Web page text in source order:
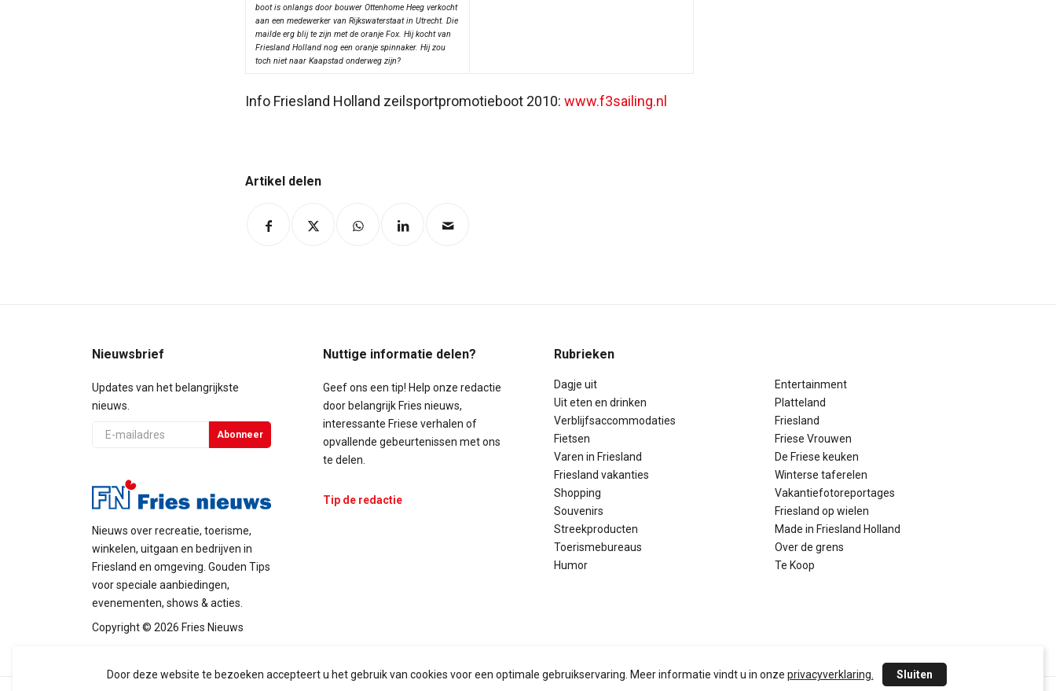
boot is onlangs door bouwer Ottenhome Heeg verkocht
aan een medewerker van Rijkswaterstaat in Utrecht. Die
mailde erg blij te zijn met de oranje Fox. Hij kocht van
Friesland Holland nog een oranje spinnaker. Hij zou
toch niet naar Kaapstad onderweg zijn?
Info Friesland Holland zeilsportpromotieboot 2010: www.f3sailing.nl
Artikel delen
Nieuwsbrief
Updates van het belangrijkste
nieuws.
Abonneer
Nieuws over recreatie, toerisme,
winkelen, uitgaan en bedrijven in
Friesland en omgeving. Gouden Tips
voor speciale aanbiedingen,
evenementen, shows & acties.
Copyright © 2026 Fries Nieuws
Nuttige informatie delen?
Geef ons een tip! Help onze redactie
door belangrijk Fries nieuws,
interessante Friese verhalen of
opvallende gebeurtenissen met ons
te delen.
Tip de redactie
Rubrieken
Dagje uit
Uit eten en drinken
Verblijfsaccommodaties
Fietsen
Varen in Friesland
Friesland vakanties
Shopping
Souvenirs
Streekproducten
Toerismebureaus
Humor
Entertainment
Platteland
Friesland
Friese Vrouwen
De Friese keuken
Winterse taferelen
Vakantiefotoreportages
Friesland op wielen
Made in Friesland Holland
Over de grens
Te Koop
Door deze website te bezoeken accepteert u het gebruik van cookies voor een optimale gebruikservaring. Meer informatie vindt u in onze privacyverklaring. Sluiten